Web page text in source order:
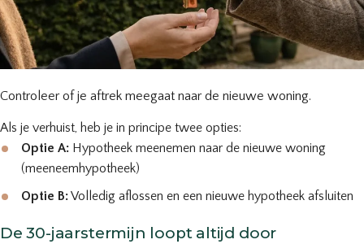
Controleer of je aftrek meegaat naar de nieuwe woning.
Als je verhuist, heb je in principe twee opties:
Optie A: Hypotheek meenemen naar de nieuwe woning
(meeneemhypotheek)
Optie B:Volledig aflossen en een nieuwe hypotheek afsluiten
De 30-jaarstermijn loopt altijd door